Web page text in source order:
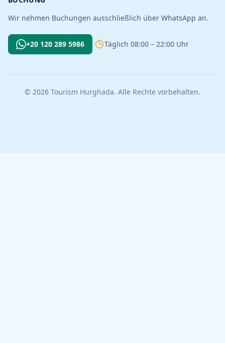
Wir nehmen Buchungen ausschließlich über WhatsApp an.
+20 120 289 5986 Täglich 08:00 – 22:00 Uhr
© 2026 Tourism Hurghada. Alle Rechte vorbehalten.